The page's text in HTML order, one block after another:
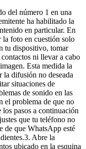
del número 1 en una
ha habilitado la
en particular. En
la foto en cuestión solo
tu dispositivo, tomar
ni llevar a cabo
Esta medida la
la difusión no deseada
situaciones de
de sonido en las
el problema de que no
pasos a continuación
que tu teléfono no
de que WhatsApp esté
Abre la
ubicado en la esquina